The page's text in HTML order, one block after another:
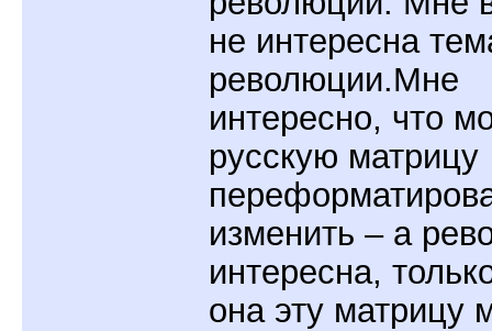
не интересна
революции.Мне
интересно, что
русскую матрицу
изменить – а
интересна,
она эту матрицу